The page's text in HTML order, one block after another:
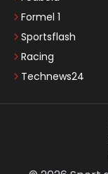
Formel 1
Sportsflash
Racing
Technews24